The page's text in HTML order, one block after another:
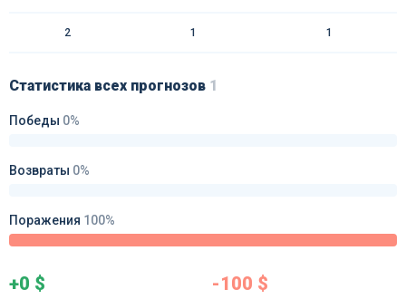
2 1 1
Статистика всех прогнозов 1
Победы 0%
Возвраты 0%
Поражения 100%
+0 $ -100 $